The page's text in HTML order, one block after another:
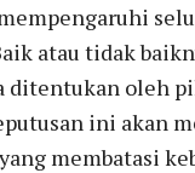
atau tidak
ditentukan oleh
ini akan
membatasi